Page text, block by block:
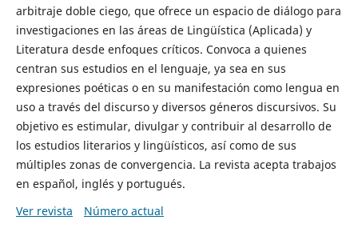
arbitraje doble ciego, que ofrece un espacio de diálogo para
investigaciones en las áreas de Lingüística (Aplicada) y
Literatura desde enfoques críticos. Convoca a quienes
centran sus estudios en el lenguaje, ya sea en sus
expresiones poéticas o en su manifestación como lengua en
uso a través del discurso y diversos géneros discursivos. Su
objetivo es estimular, divulgar y contribuir al desarrollo de
los estudios literarios y lingüísticos, así como de sus
múltiples zonas de convergencia. La revista acepta trabajos
en español, inglés y portugués.
Ver revista
Número actual